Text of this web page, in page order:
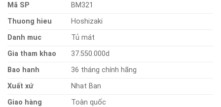
Mã SP
BM321
Thuong hieu
Hoshizaki
Danh muc
Tủ mát
Gia tham khao
37.550.000d
Bao hanh
36 tháng chính hãng
Xuất xứ
Nhat Ban
Giao hàng
Toàn quốc